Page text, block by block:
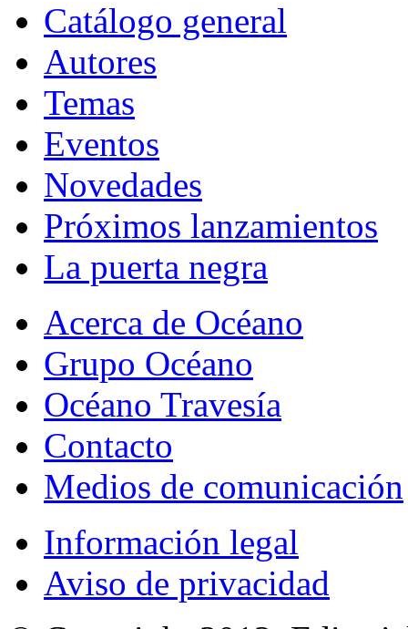
Catálogo general
Autores
Temas
Eventos
Novedades
Próximos lanzamientos
La puerta negra
Acerca de Océano
Grupo Océano
Océano Travesía
Contacto
Medios de comunicación
Información legal
Aviso de privacidad